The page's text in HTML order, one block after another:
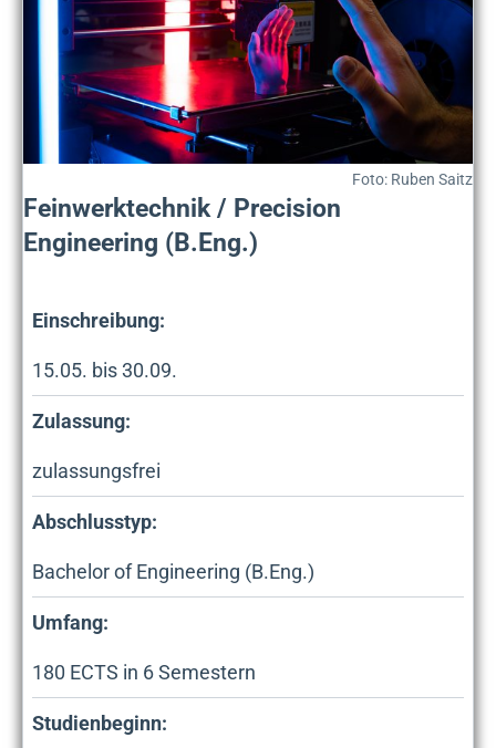
Foto: Ruben Saitz
Feinwerktechnik / Precision
Engineering (B.Eng.)
Einschreibung:
15.05. bis 30.09.
Zulassung:
zulassungsfrei
Abschlusstyp:
Bachelor of Engineering (B.Eng.)
Umfang:
180 ECTS in 6Semestern
Studienbeginn: